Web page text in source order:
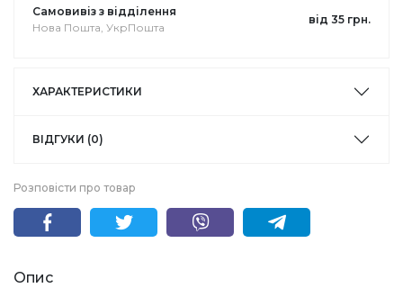
Самовивіз з відділення
Нова Пошта, УкрПошта
від 35 грн.
ХАРАКТЕРИСТИКИ
ВІДГУКИ (0)
Розповісти про товар
Опис